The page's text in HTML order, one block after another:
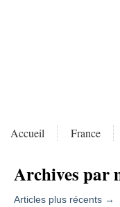
Accueil France
Archives par
Articles plus récents →